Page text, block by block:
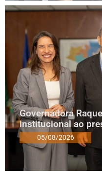
Governadora
institucional ao
05/08/2026